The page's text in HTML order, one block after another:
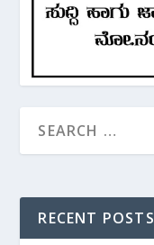
RECENT POSTS